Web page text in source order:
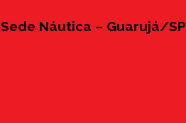
Sede Náutica – Guarujá/SP